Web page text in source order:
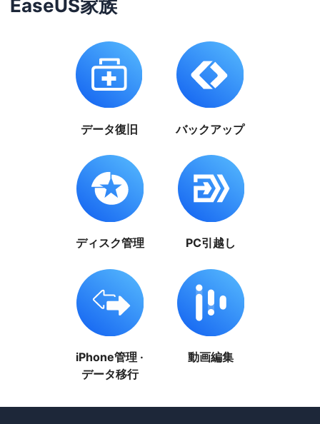
EaseUS家族
データ復旧 バックアップ
ディスク管理 PC引越し
iPhone管理 ·
データ移行
動画編集